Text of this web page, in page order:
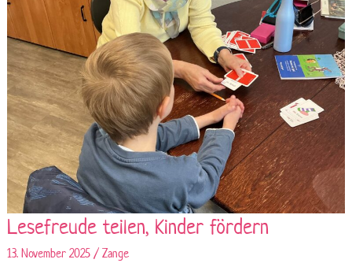
Lesefreude teilen, Kinder fördern
13. November 2025/Zange